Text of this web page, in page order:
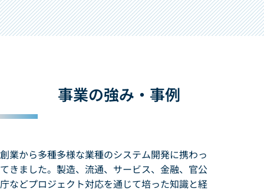
事業の強み・事例
創業から多種多様な業種のシステム開発に携わっ
てきました。製造、流通、サービス、金融、官公
庁などプロジェクト対応を通じて培った知識と経